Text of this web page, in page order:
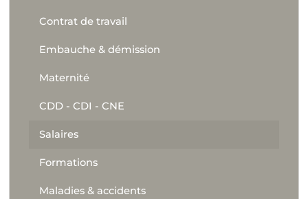
Contrat de travail
Embauche & démission
Maternité
CDD - CDI - CNE
Salaires
Formations
Maladies & accidents